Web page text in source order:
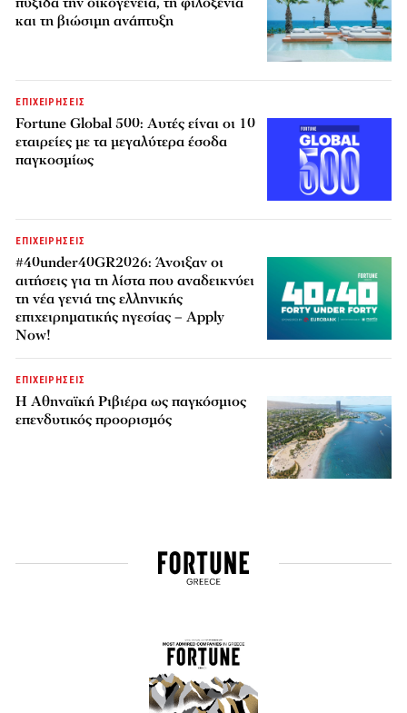
και τη βιώσιμη ανάπτυξη
ΕΠΙΧΕΙΡΗΣΕΙΣ
Fortune Global 500: Αυτές είναι οι 10
εταιρείες με τα μεγαλύτερα έσοδα
παγκοσμίως
ΕΠΙΧΕΙΡΗΣΕΙΣ
#40under40GR2026: Άνοιξαν οι
αιτήσεις για τη λίστα που αναδεικνύει
τη νέα γενιά της ελληνικής
επιχειρηματικής ηγεσίας – Apply
Now!
ΕΠΙΧΕΙΡΗΣΕΙΣ
Η Αθηναϊκή Ριβιέρα ως παγκόσμιος
επενδυτικός προορισμός